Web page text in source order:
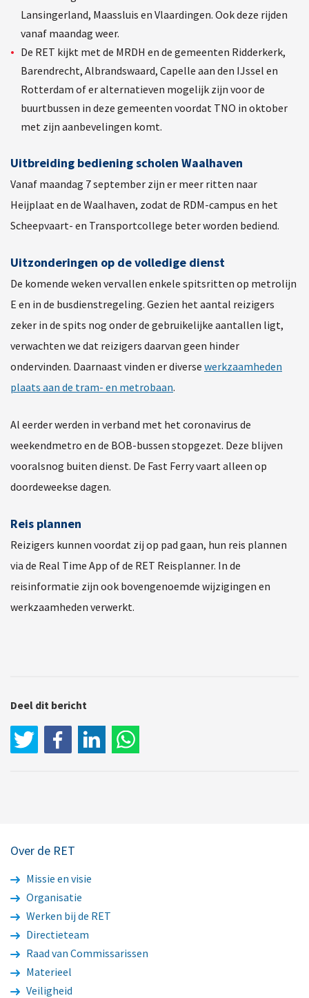
Lansingerland, Maassluis en Vlaardingen. Ook deze rijden
vanaf maandag weer.
De RET kijkt met de MRDH en de gemeenten Ridderkerk,
Barendrecht, Albrandswaard, Capelle aan den IJssel en
Rotterdam of er alternatieven mogelijk zijn voor de
buurtbussen in deze gemeenten voordat TNO in oktober
met zijn aanbevelingen komt.
Uitbreiding bediening scholen Waalhaven
Vanaf maandag 7 september zijn er meer ritten naar
Heijplaat en de Waalhaven, zodat de RDM-campus en het
Scheepvaart- en Transportcollege beter worden bediend.
Uitzonderingen op de volledige dienst
De komende weken vervallen enkele spitsritten op metrolijn
E en in de busdienstregeling. Gezien het aantal reizigers
zeker in de spits nog onder de gebruikelijke aantallen ligt,
verwachten we dat reizigers daarvan geen hinder
ondervinden. Daarnaast vinden er diverse werkzaamheden
plaats aan de tram- en metrobaan.
Al eerder werden in verband met het coronavirus de
weekendmetro en de BOB-bussen stopgezet. Deze blijven
vooralsnog buiten dienst. De Fast Ferry vaart alleen op
doordeweekse dagen.
Reis plannen
Reizigers kunnen voordat zij op pad gaan, hun reis plannen
via de Real Time App of de RET Reisplanner. In de
reisinformatie zijn ook bovengenoemde wijzigingen en
werkzaamheden verwerkt.
Deel dit bericht
LinkedIn
Over de RET
Missie en visie
Organisatie
Werken bij de RET
Directieteam
Raad van Commissarissen
Materieel
Veiligheid